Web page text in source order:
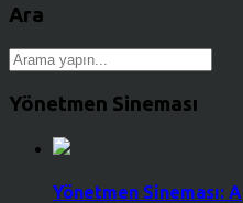
Ara
Yönetmen Sineması
Yönetmen Sineması: